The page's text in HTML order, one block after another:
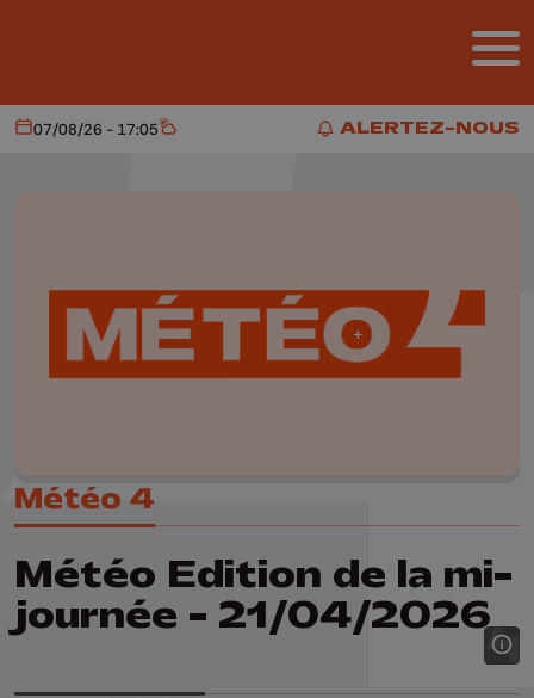
ALERTEZ-NOUS
ALERTEZ-NOUS
Aujourd'hui
07/08/26 - 17:05 Météo
Météo 4
Météo Edition de la mi-
journée - 21/04/2026